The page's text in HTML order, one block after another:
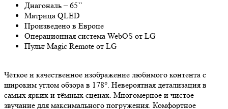
Диагональ – 65’’
Матрица QLED
Произведено в Европе
Операционная система WebOS от LG
Пульт Magic Remote от LG
Чёткое и качественное изображение любимого контента с
широким углом обзора в 178°. Невероятная детализация в
самых ярких и тёмных сценах. Многомерное и чистое
звучание для максимального погружения. Комфортное